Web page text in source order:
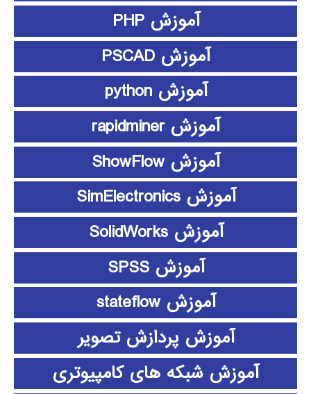
آموزش PHP
آموزش PSCAD
آموزش python
آموزش rapidminer
آموزش ShowFlow
آموزش SimElectronics
آموزش SolidWorks
آموزش SPSS
آموزش stateflow
آموزش پردازش تصویر
آموزش شبکه های کامپیوتری